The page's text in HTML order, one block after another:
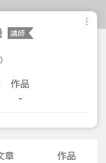
講師
作品
-
章 作品